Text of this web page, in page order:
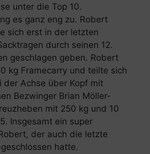
unter die Top 10.
es ganz eng zu. Robert
sich erst in der letzten
durch seinen 12.
geschlagen geben. Robert
kg Framecarry und teilte sich
der Achse über Kopf mit
Bezwinger Brian Möller-
mit 250 kg und 10
Insgesamt ein super
der auch die letzte
hatte.